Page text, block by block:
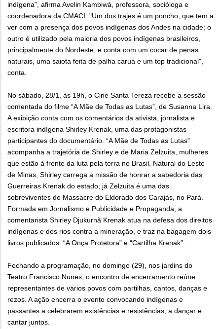
indígena", afirma Avelin Kambiwá, professora, socióloga e
coordenadora da CMACI. "Um dos trajes é um poncho, que tem a
ver com a presença dos povos indígenas dos Andes na cidade; o
outro é utilizado pela maioria dos povos indígenas brasileiros,
principalmente do Nordeste, e conta com um cocar de penas
naturais, uma saiota feita de palha caruá e um top tradicional",
conta.
No sábado, 28/1, às 19h, o Cine Santa Tereza recebe a sessão
comentada do filme “A Mãe de Todas as Lutas”, de Susanna Lira.
A exibição conta com os comentários da ativista, jornalista e
escritora indígena Shirley Krenak, uma das protagonistas
participantes do documentário. “A Mãe de Todas as Lutas”
acompanha a trajetória de Shirley e de Maria Zelzuita, mulheres
que estão à frente da luta pela terra no Brasil. Natural do Leste
de Minas, Shirley carrega a missão de honrar a sabedoria das
Guerreiras Krenak do estado; já Zelzuita é uma das
sobreviventes do Massacre do Eldorado dos Carajás, no Pará.
Formada em Jornalismo e Publicidade e Propaganda, a
comentarista Shirley Djukurnã Krenak atua na defesa dos direitos
indígenas e dos rios contra a mineração, e traz na bagagem dois
livros publicados: “A Onça Protetora” e “Cartilha Krenak”.
Fechando a programação, no domingo (29), nos jardins do
Teatro Francisco Nunes, o encontro de encerramento reúne
representantes de vários povos com partilhas, cantos, danças e
rezos. A ação encerra o evento convocando indígenas e
passantes a celebrarem existências e resistências, a dançar e
cantar juntos.